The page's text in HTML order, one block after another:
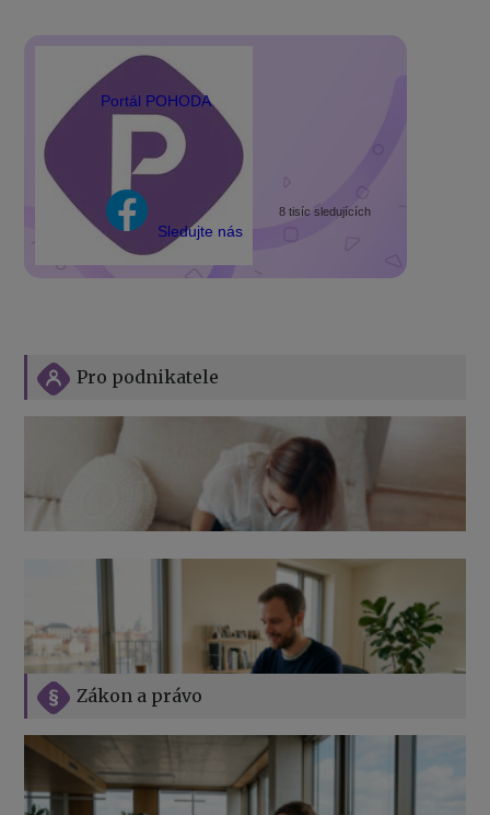
Portál POHODA
Sledujte nás
8 tisíc sledujících
Zákon a právo
Pro podnikatele
Jak na podnikání při rodičovské dovolené